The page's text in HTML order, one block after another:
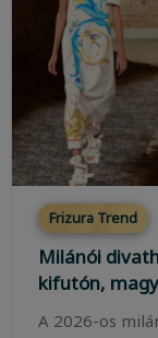
Frizura Trend
Milánói
kifutón,
A 2026-os